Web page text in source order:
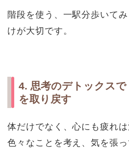
階段を使う、一駅分歩いて
けが大切です。
4. 思考のデトックスで
を取り戻す
体だけでなく、心にも疲れ
色々なことを考え、気を張